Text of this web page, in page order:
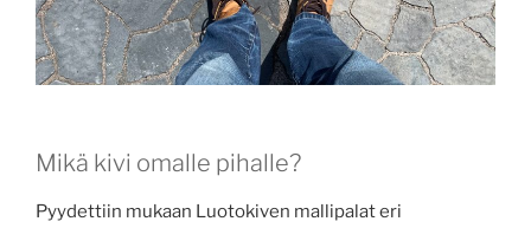
Mikä kivi omalle pihalle?
Pyydettiin mukaan Luotokiven mallipalat eri